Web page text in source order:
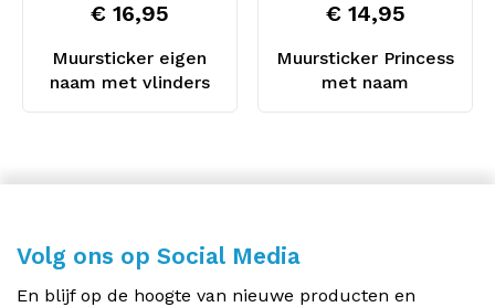
Muursticker eigen
naam met vlinders
€ 16,95
Muursticker Princess
met naam
€ 14,95
Volg ons op Social Media
En blijf op de hoogte van nieuwe producten en